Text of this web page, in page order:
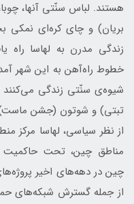
هستند. لباس سنّتی آنها،
بریان) و چای کره‌ای نمکی
زندگی مدرن به لهاسا راه
خطوط راه‌آهن به این شهر
شیوه‌ی سنّتی زندگی می‌کنند
تبتی) و شوتون (جشن
از نظر سیاسی، لهاسا مرکز
مناطق چین، تحت
چین در دهه‌های اخیر
از جمله گسترش شبکه‌های